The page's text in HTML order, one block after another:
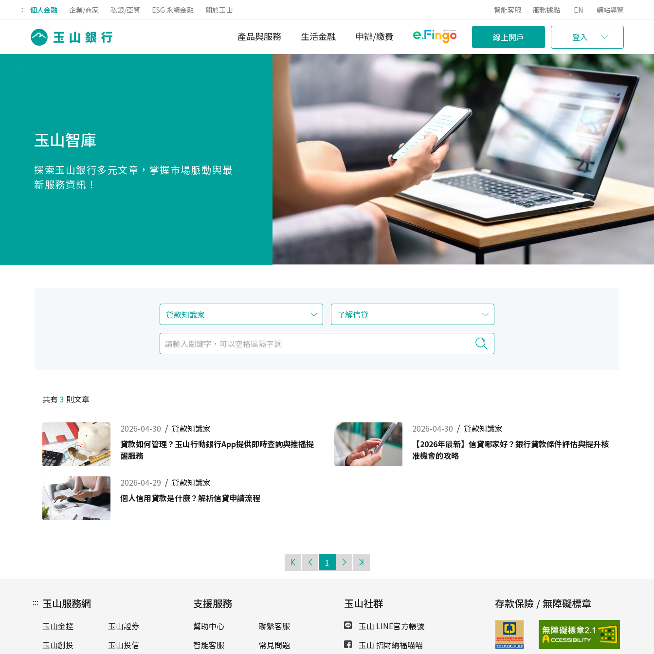
::: 個人金融 企業/商家 私銀/亞資 ESG 永續金融 關於玉山 智能客服 服務據點 EN 網站導覽
產品與服務 生活金融 申辦/繳費 線上開戶 登入
:::
玉山智庫
探索玉山銀行多元文章，掌握市場脈動與最
新服務資訊！
共有 3 則文章
2026-04-30 / 貸款知識家
貸款如何管理？玉山行動銀行App提供即時查詢與推播提
醒服務
2026-04-30 / 貸款知識家
【2026年最新】信貸哪家好？銀行貸款條件評估與提升核
准機會的攻略
2026-04-29 / 貸款知識家
個人信用貸款是什麼？解析信貸申請流程
1
::: 玉山服務網
玉山金控
玉山證券
玉山創投
玉山投信
支援服務
幫助中心
聯繫客服
智能客服
常見問題
玉山社群
玉山 LINE官方帳號
玉山 招財納福喵喵
存款保險 / 無障礙標章